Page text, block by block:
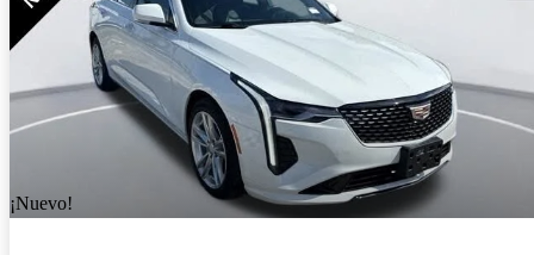
¡Nuevo!